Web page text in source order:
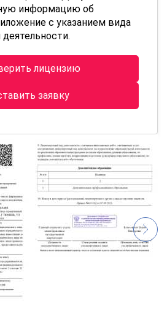
информацию об
с указанием вида
лицензию
заявку